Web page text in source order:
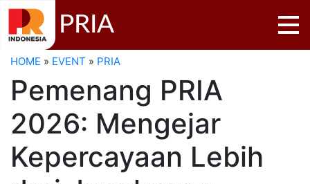
PRIA
HOME » EVENT » PRIA
Pemenang PRIA
2026: Mengejar
Kepercayaan Lebih